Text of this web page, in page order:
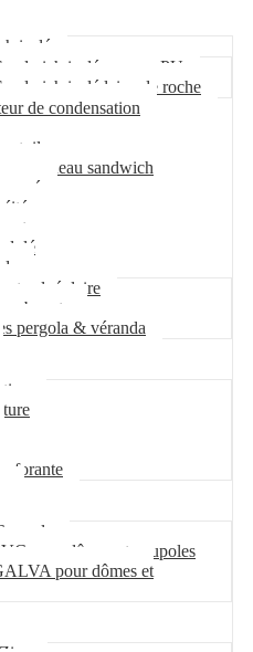
isolé
isolé mousse PU
isolé laine de roche
de condensation
tuile
panneau sandwich
alvéolaire
pergola & véranda
pour dômes et coupoles
pour dômes et